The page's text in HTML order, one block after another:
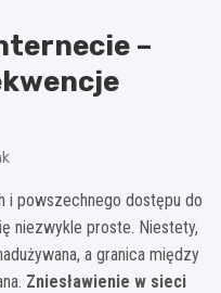
–
i powszechnego dostępu do
niezwykle proste. Niestety,
a granica między
Zniesławienie w sieci